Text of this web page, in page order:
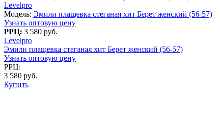
Levelpro
Модель: Эмили плащевка стеганая хит Берет женский (56-57)
Узнать оптовую цену
РРЦ: 3 580 руб.
Levelpro
Эмили плащевка стеганая хит Берет женский (56-57)
Узнать оптовую цену
РРЦ:
3 580 руб.
Купить